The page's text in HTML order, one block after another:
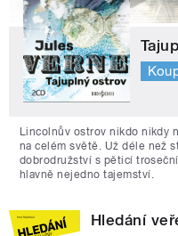
Lincolnův ostrov nikdo nikdy
na celém světě. Už déle než
dobrodružství s pěticí
hlavně nejedno tajemství.
Hledání